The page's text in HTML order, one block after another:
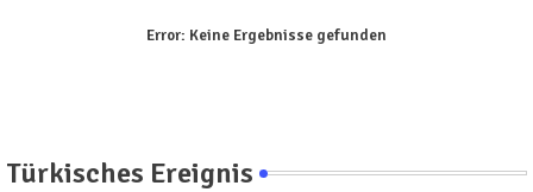
Error: Keine Ergebnisse gefunden
Türkisches Ereignis